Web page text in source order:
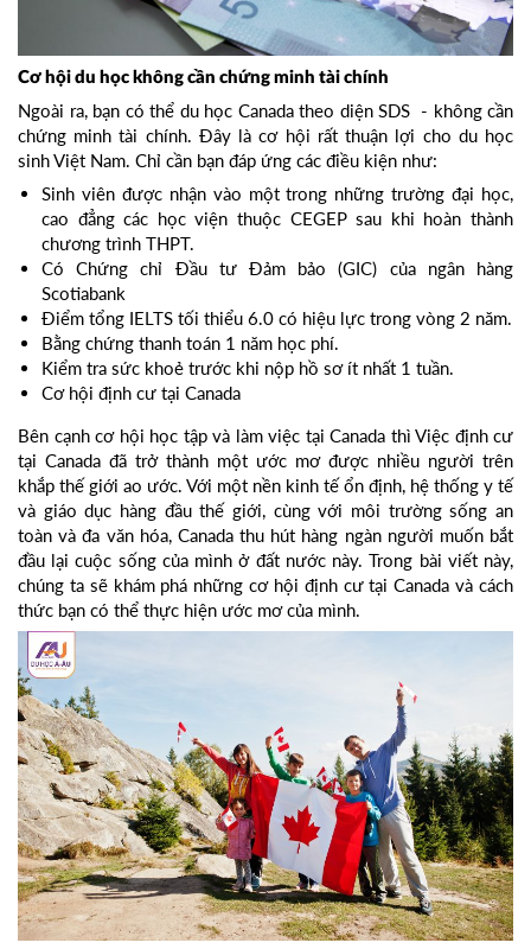
Cơ hội du học không cần chứng minh tài chính
Ngoài ra, bạn có thể du học Canada theo diện SDS - không cần
chứng minh tài chính. Đây là cơ hội rất thuận lợi cho du học
sinh Việt Nam. Chỉ cần bạn đáp ứng các điều kiện như:
Sinh viên được nhận vào một trong những trường đại học,
cao đẳng các học viện thuộc CEGEP sau khi hoàn thành
chương trình THPT.
Có Chứng chỉ Đầu tư Đảm bảo (GIC) của ngân hàng
Scotiabank
Điểm tổng IELTS tối thiểu 6.0 có hiệu lực trong vòng 2 năm.
Bằng chứng thanh toán 1 năm học phí.
Kiểm tra sức khoẻ trước khi nộp hồ sơ ít nhất 1 tuần.
Cơ hội định cư tại Canada
Bên cạnh cơ hội học tập và làm việc tại Canada thì Việc định cư
tại Canada đã trở thành một ước mơ được nhiều người trên
khắp thế giới ao ước. Với một nền kinh tế ổn định, hệ thống y tế
và giáo dục hàng đầu thế giới, cùng với môi trường sống an
toàn và đa văn hóa, Canada thu hút hàng ngàn người muốn bắt
đầu lại cuộc sống của mình ở đất nước này. Trong bài viết này,
chúng ta sẽ khám phá những cơ hội định cư tại Canada và cách
thức bạn có thể thực hiện ước mơ của mình.